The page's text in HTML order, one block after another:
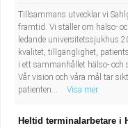
Tillsammans utvecklar vi
framtid. Vi ställer om hälso-
ledande universitetssjukhus
kvalitet, tillgänglighet,
i ett sammanhållet hälso- och
Vår vision och våra mål tar
patienten...
Visa mer
Heltid terminalarbetare i